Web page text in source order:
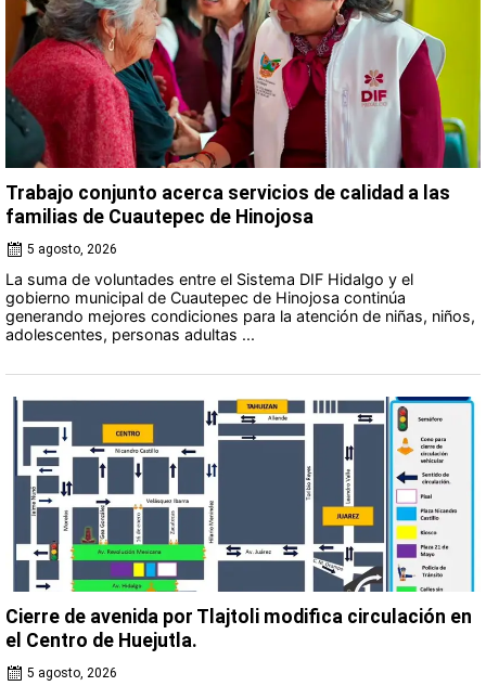
Trabajo conjunto acerca servicios de calidad a las
familias de Cuautepec de Hinojosa
5 agosto, 2026
La suma de voluntades entre el Sistema DIF Hidalgo y el
gobierno municipal de Cuautepec de Hinojosa continúa
generando mejores condiciones para la atención de niñas, niños,
adolescentes, personas adultas ...
Cierre de avenida por Tlajtoli modifica circulación en
el Centro de Huejutla.
5 agosto, 2026